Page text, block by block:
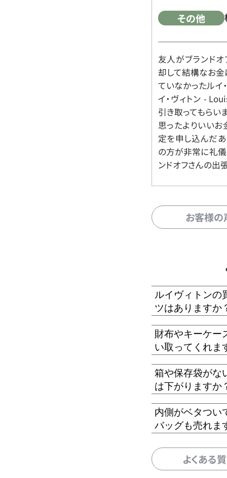
その他
友人がブランド
却して結構なお金
ていなかったルイ
イ・ヴィトン -
引き取ってもらい
思ったよりいいお
定を申し込んだ
の方が非常に礼儀
ンドオフさんの出
お客様
ルイヴィトンの
ツはありますか
財布やキーケー
い取ってくれま
箱や保存袋がな
は下がりますか
内側がベタつい
バッグも売れま
よくある